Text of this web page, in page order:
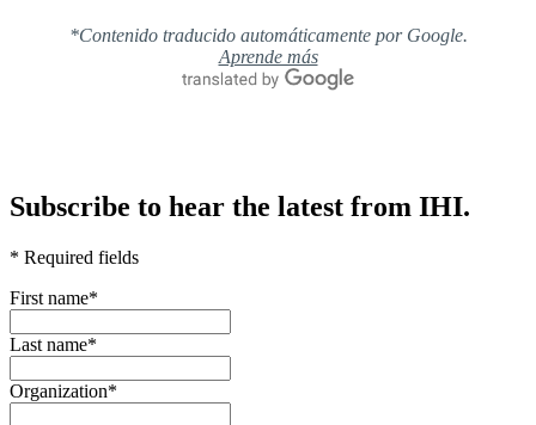
*Contenido traducido automáticamente por Google.
Aprende más
Subscribe to hear the latest from IHI.
* Required fields
First name*
Last name*
Organization*